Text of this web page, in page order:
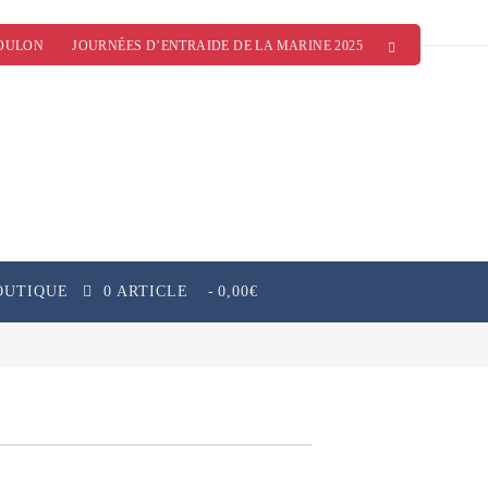
JOURNÉES D’ENTRAIDE DE LA MARINE 2025
0 ARTICLE 0,00€